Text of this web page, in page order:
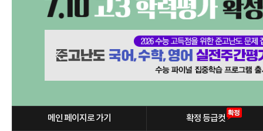
메인 페이지로 가기 확정 등급컷